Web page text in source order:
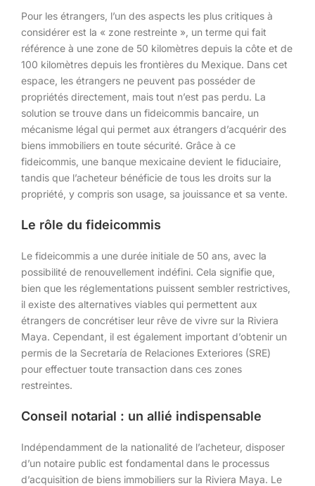
Pour les étrangers, l’un des aspects les plus critiques à
considérer est la « zone restreinte », un terme qui fait
référence à une zone de 50 kilomètres depuis la côte et de
100 kilomètres depuis les frontières du Mexique. Dans cet
espace, les étrangers ne peuvent pas posséder de
propriétés directement, mais tout n’est pas perdu. La
solution se trouve dans un fideicommis bancaire, un
mécanisme légal qui permet aux étrangers d’acquérir des
biens immobiliers en toute sécurité. Grâce à ce
fideicommis, une banque mexicaine devient le fiduciaire,
tandis que l’acheteur bénéficie de tous les droits sur la
propriété, y compris son usage, sa jouissance et sa vente.
Le rôle du fideicommis
Le fideicommis a une durée initiale de 50 ans, avec la
possibilité de renouvellement indéfini. Cela signifie que,
bien que les réglementations puissent sembler restrictives,
il existe des alternatives viables qui permettent aux
étrangers de concrétiser leur rêve de vivre sur la Riviera
Maya. Cependant, il est également important d’obtenir un
permis de la Secretaría de Relaciones Exteriores (SRE)
pour effectuer toute transaction dans ces zones
restreintes.
Conseil notarial : un allié indispensable
Indépendamment de la nationalité de l’acheteur, disposer
d’un notaire public est fondamental dans le processus
d’acquisition de biens immobiliers sur la Riviera Maya. Le